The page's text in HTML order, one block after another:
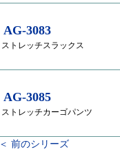
AG-3083
ストレッチスラックス
AG-3085
ストレッチカーゴパンツ
＜ 前のシリーズ